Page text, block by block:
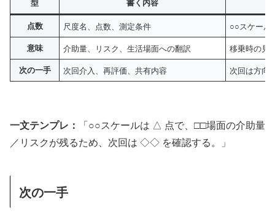
点数 尺度名、点数、測定条件 ○○スケール
意味 介助量、リスク、生活場面への翻訳 移乗時の見
次の一手 次回介入、再評価、共有内容 次回は方向
一文テンプレ：
「○○スケールは △ 点で、□□場面の介助量
／リスクが残るため、次回は ◇◇ を確認する。」
次の一手